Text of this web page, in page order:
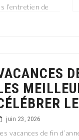
l’entretien de
juin 23, 2026
vacances de fin